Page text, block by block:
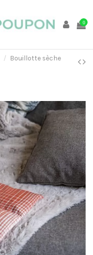
0
Bouillotte sèche